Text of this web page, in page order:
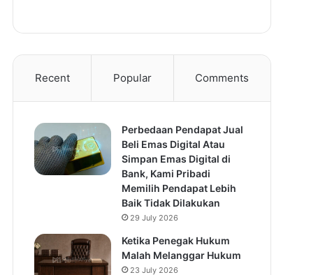
Recent Popular Comments
Perbedaan Pendapat Jual
Beli Emas Digital Atau
Simpan Emas Digital di
Bank, Kami Pribadi
Memilih Pendapat Lebih
Baik Tidak Dilakukan
29 July 2026
Ketika Penegak Hukum
Malah Melanggar Hukum
23 July 2026